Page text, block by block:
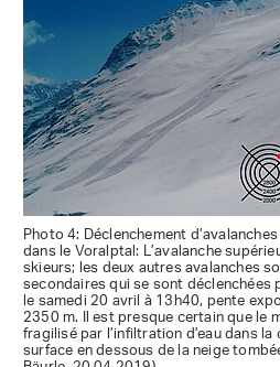
Photo 4: Déclenchement
dans le Voralptal: L’avalanche
skieurs; les deux autres avalanches
secondaires qui se sont déclenchées
le samedi 20 avril à 13h40, pente
2350 m. Il est presque certain que le
fragilisé par l’infiltration d’eau dans
surface en dessous de la neige